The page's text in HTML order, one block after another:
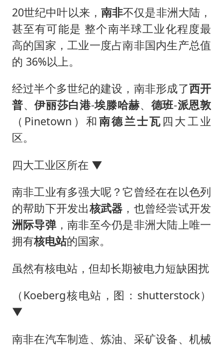
20世纪中叶以来， 南非不仅是非洲大陆，
甚至有可能是 整个南半球工业化程度最
高的国家，工业一度占南非国内生产总值
的 36%以上。
经过半个多世纪的建设，南非形成了西开
普、伊丽莎白港-埃滕哈赫、 德班-派恩敦
（Pinetown）和 南德兰士瓦四大工业
区。
四大工业区所在 ▼
南非工业有多强大呢？它曾经在在以色列
的帮助下开发出核武器 ，也曾经尝试开发
洲际导弹，南非至今仍是非洲大陆上唯一
拥有核电站的国家。
虽然有核电站，但却长期被电力短缺困扰
（Koeberg核电站，图：shutterstock）
▼
南非在汽车制造、炼油、采矿设备、机械